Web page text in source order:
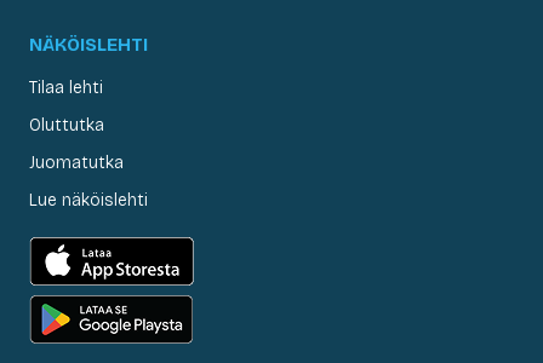
NÄKÖISLEHTI
Tilaa lehti
Oluttutka
Juomatutka
Lue näköislehti